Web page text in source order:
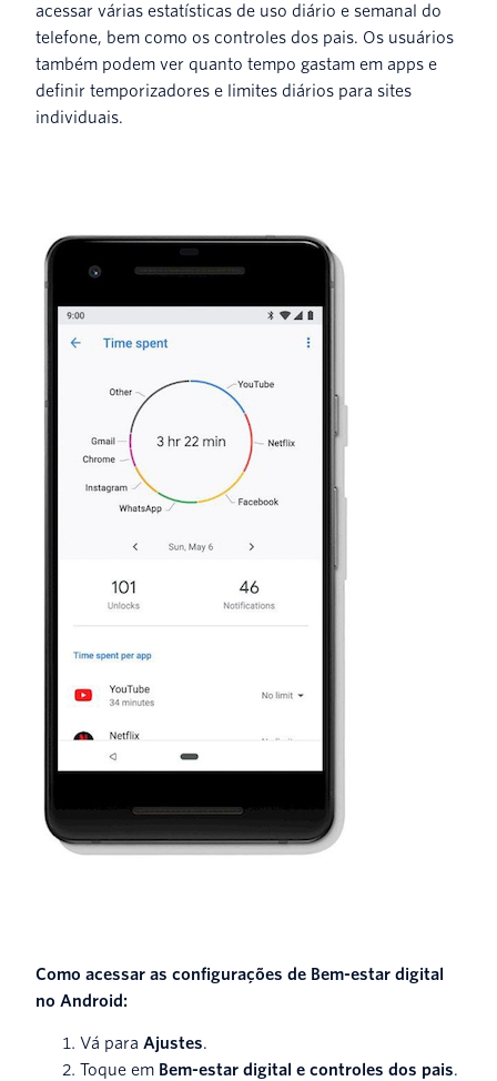
acessar várias estatísticas de uso diário e semanal do
telefone, bem como os controles dos pais. Os usuários
também podem ver quanto tempo gastam em apps e
definir temporizadores e limites diários para sites
individuais.
Como acessar as configurações de Bem-estar digital
no Android:
Vá para Ajustes.
Toque em Bem-estar digital e controles dos pais.